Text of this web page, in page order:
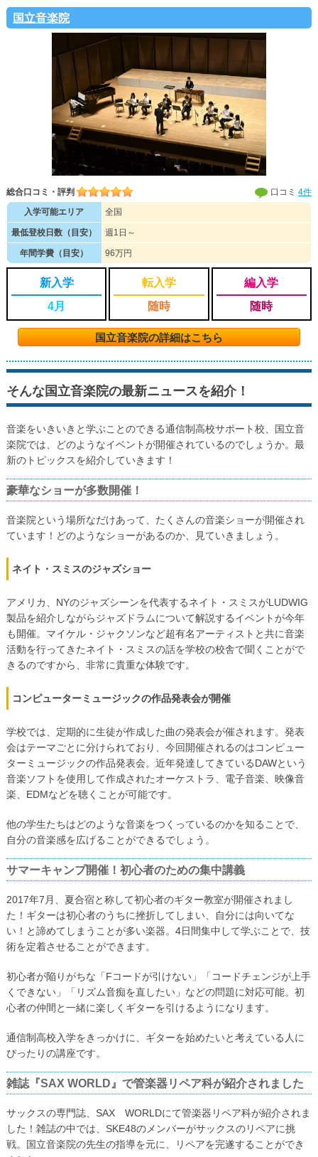
国立音楽院
総合口コミ・評判 口コミ4件
入学可能エリア
全国
最低登校日数（目安） 週1日～
年間学費（目安） 96万円
新入学
4月
転入学
随時
編入学
随時
国立音楽院の詳細はこちら
そんな国立音楽院の最新ニュースを紹介！
音楽をいきいきと学ぶことのできる通信制高校サポート校、国立音
楽院では、どのようなイベントが開催されているのでしょうか。最
新のトピックスを紹介していきます！
豪華なショーが多数開催！
音楽院という場所なだけあって、たくさんの音楽ショーが開催され
ています！どのようなショーがあるのか、見ていきましょう。
ネイト・スミスのジャズショー
アメリカ、NYのジャズシーンを代表するネイト・スミスがLUDWIG
製品を紹介しながらジャズドラムについて解説するイベントが今年
も開催。マイケル・ジャクソンなど超有名アーティストと共に音楽
活動を行ってきたネイト・スミスの話を学校の校舎で聞くことがで
きるのですから、非常に貴重な体験です。
コンピューターミュージックの作品発表会が開催
学校では、定期的に生徒が作成した曲の発表会が催されます。発表
会はテーマごとに分けられており、今回開催されるのはコンピュー
ターミュージックの作品発表会。近年発達してきているDAWという
音楽ソフトを使用して作成されたオーケストラ、電子音楽、映像音
楽、EDMなどを聴くことが可能です。
他の学生たちはどのような音楽をつくっているのかを知ることで、
自分の音楽感を広げることができるでしょう。
サマーキャンプ開催！初心者のための集中講義
2017年7月、夏合宿と称して初心者のギター教室が開催されまし
た！ギターは初心者のうちに挫折してしまい、自分には向いてな
い！と諦めてしまうことが多い楽器。4日間集中して学ぶことで、技
術を定着させることができます。
初心者が陥りがちな「Fコードが引けない」「コードチェンジが上手
くできない」「リズム音痴を直したい」などの問題に対応可能。初
心者の仲間と一緒に楽しくギターを引けるようになります。
通信制高校入学をきっかけに、ギターを始めたいと考えている人に
ぴったりの講座です。
雑誌『SAX WORLD』で管楽器リペア科が紹介されました
サックスの専門誌、SAX WORLDにて管楽器リペア科が紹介されま
した！雑誌の中では、SKE48のメンバーがサックスのリペアに挑
戦。国立音楽院の先生の指導を元に、リペアを完遂することができ